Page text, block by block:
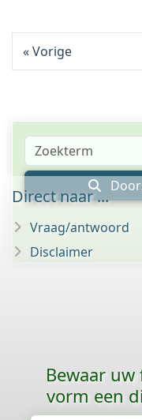
Vorige
Direct naar ...
Vraag/antwoord
Disclaimer
Bewaar
vorm een